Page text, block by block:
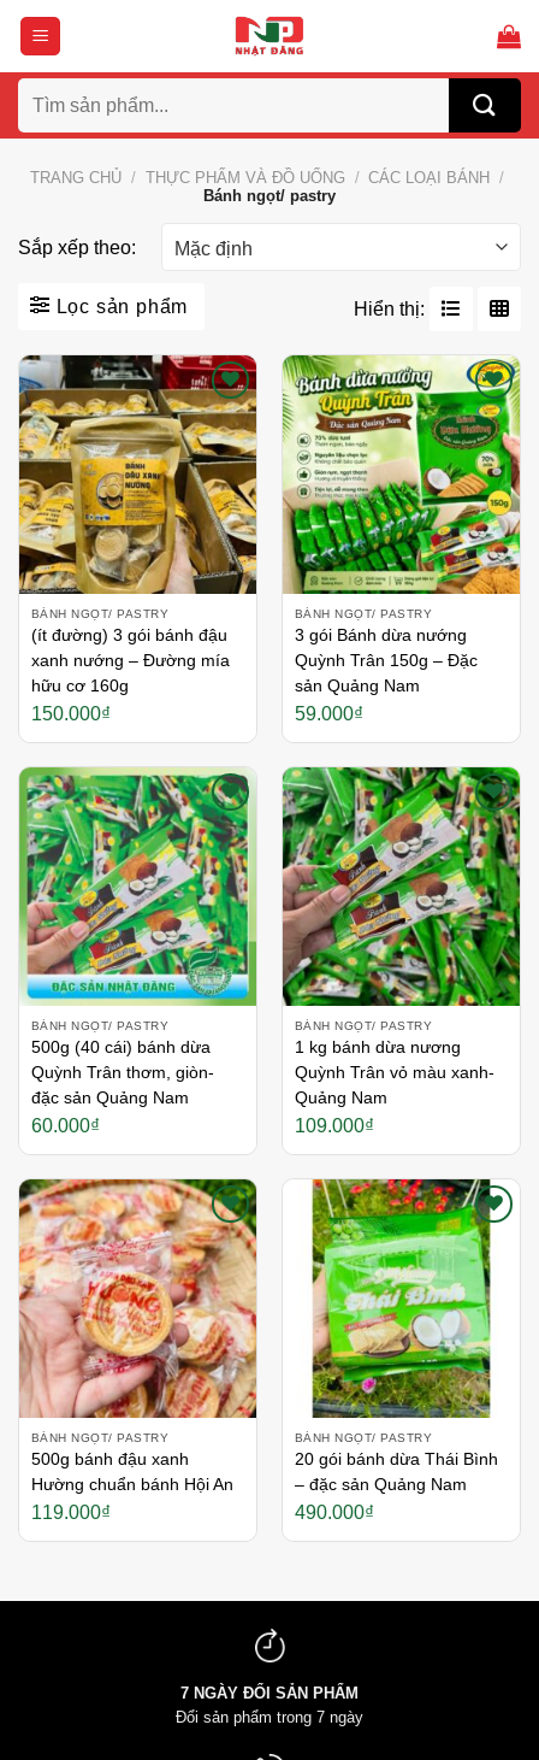
Bỏ
nội
dung
kiếm:
TRANG CHỦ / THỰC PHẨM VÀ ĐỒ UỐNG / CÁC LOẠI BÁNH
/
Bánh ngọt/ pastry
Sắp xếp theo:
Lọc sản phẩm Hiển thị:
Thích
BÁNH NGỌT/ PASTRY
(ít đường) 3 gói bánh đậu
xanh nướng – Đường mía
hữu cơ 160g
150.000₫
Thích
BÁNH NGỌT/ PASTRY
3 gói Bánh dừa nướng
Quỳnh Trân 150g – Đặc
sản Quảng Nam
59.000₫
Thích
BÁNH NGỌT/ PASTRY
500g (40 cái) bánh dừa
Quỳnh Trân thơm, giòn-
đặc sản Quảng Nam
60.000₫
Thích
BÁNH NGỌT/ PASTRY
1 kg bánh dừa nương
Quỳnh Trân vỏ màu xanh-
Quảng Nam
109.000₫
Thích
BÁNH NGỌT/ PASTRY
500g bánh đậu xanh
Hường chuẩn bánh Hội An
119.000₫
Thích
BÁNH NGỌT/ PASTRY
20 gói bánh dừa Thái Bình
– đặc sản Quảng Nam
490.000₫
7 NGÀY ĐỔI SẢN PHẨM
Đổi sản phẩm trong 7 ngày